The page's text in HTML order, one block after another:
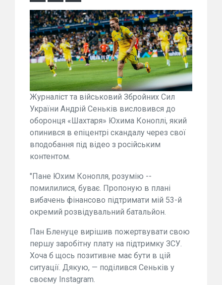
Журналіст та військовий Збройних Сил
України Андрій Сеньків висловився до
оборонця «Шахтаря» Юхима Коноплі, який
опинився в епіцентрі скандалу через свої
вподобання під відео з російським
контентом.
"Пане Юхим Конопля, розумію --
помилилися, буває. Пропоную в плані
вибачень фінансово підтримати мій 53-й
окремий розвідувальний батальйон.
Пан Бленуце вирішив пожертвувати свою
першу заробітну плату на підтримку ЗСУ.
Хоча б щось позитивне має бути в цій
ситуації. Дякую, — поділився Сеньків у
своєму Instagram.